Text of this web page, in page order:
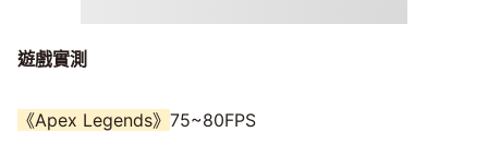
遊戲實測
《Apex Legends》 75~80FPS